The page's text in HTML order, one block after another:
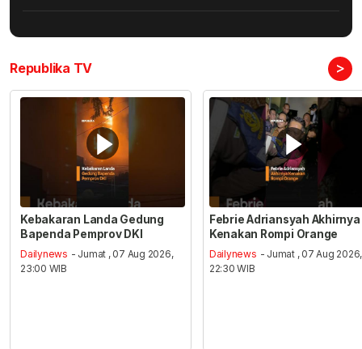
Republika TV >
Kebakaran Landa Gedung
Bapenda Pemprov DKI
Dailynews - Jumat , 07 Aug 2026,
23:00 WIB
Febrie Adriansyah Akhirnya
Kenakan Rompi Orange
Dailynews - Jumat , 07 Aug 2026,
22:30 WIB